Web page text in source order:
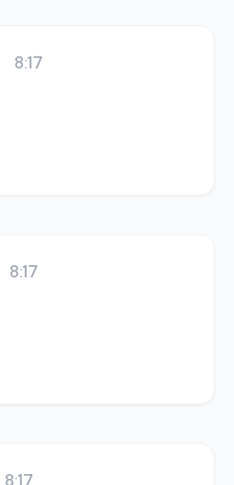
8:17
8:17
8:17